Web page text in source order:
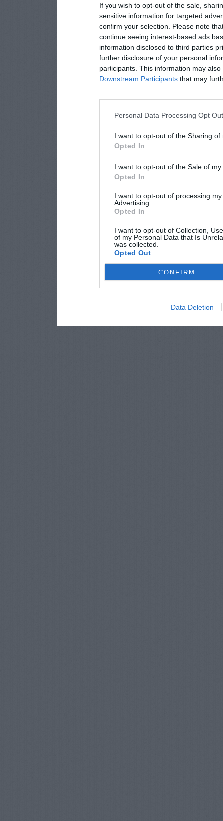
If you wish to opt-out of the sale,
sensitive information for targeted
confirm your selection. Please note
continue seeing interest-based ads
information disclosed to third parties
further disclosure of your personal
participants. This information may
Downstream Participants that may
Personal Data Processing Opt
I want to opt-out of the Sharing of
Opted In
I want to opt-out of the Sale of
Opted In
I want to opt-out of processing
Advertising.
Opted In
I want to opt-out of Collection,
of my Personal Data that Is
was collected.
Opted Out
CONFIRM
Data Deletion